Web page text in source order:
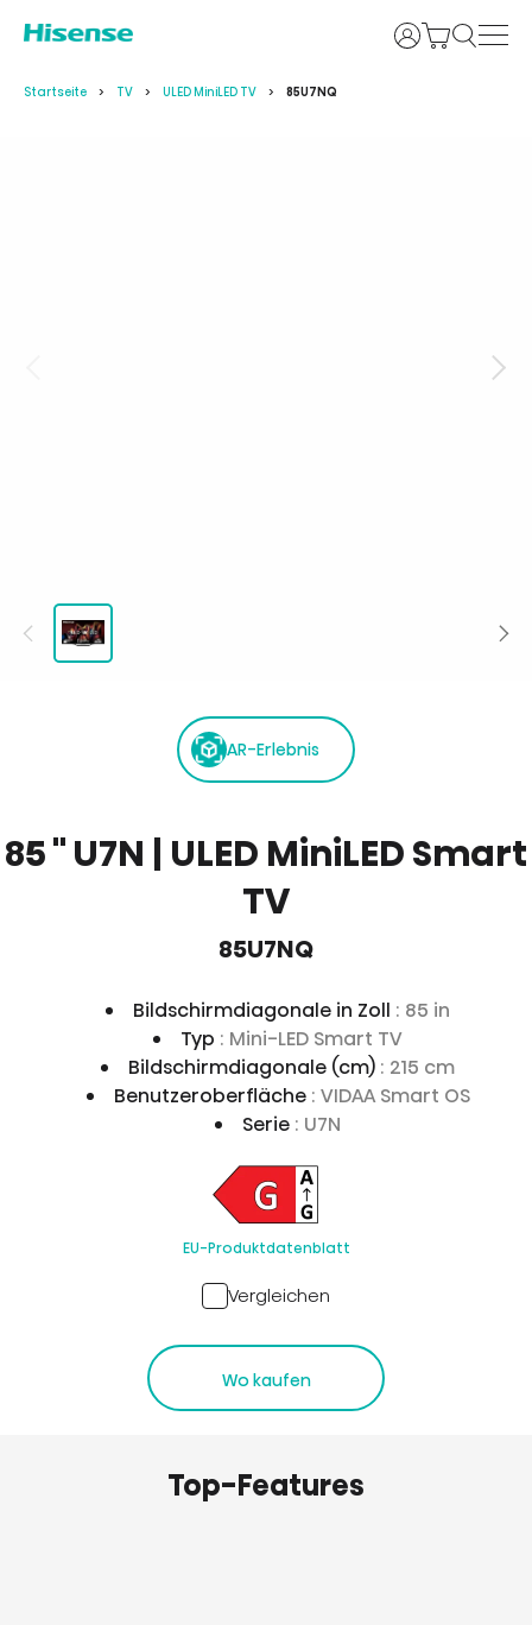
Anmelden
Startseite TV ULED MiniLED TV 85U7NQ
AR-Erlebnis
85 '' U7N | ULED MiniLED Smart
TV
85U7NQ
Bildschirmdiagonale in Zoll : 85 in
Typ : Mini-LED Smart TV
Bildschirmdiagonale (cm) : 215 cm
Benutzeroberfläche : VIDAA Smart OS
Serie : U7N
EU-Produktdatenblatt
Vergleichen
Wo kaufen
Top-Features